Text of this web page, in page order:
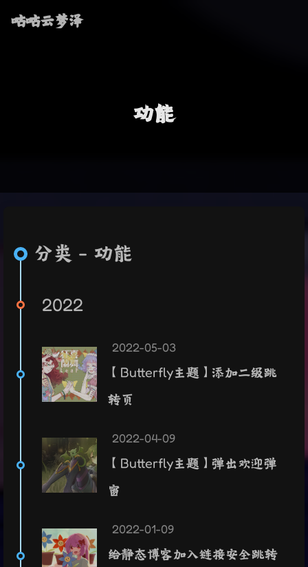
咕咕云梦泽
功能
分类 - 功能
2022
2022-05-03
【Butterfly主题】添加二级跳
转页
2022-04-09
【Butterfly主题】弹出欢迎弹
窗
2022-01-09
给静态博客加入链接安全跳转